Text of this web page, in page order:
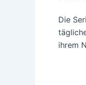
Die
ihrem